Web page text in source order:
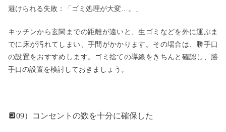
避けられる失敗：「ゴミ処理が大変…。」
キッチンから玄関までの距離が遠いと、生ゴミなどを外に運ぶま
でに床が汚れてしまい、手間がかかります。その場合は、勝手口
の設置をおすすめします。ゴミ捨ての導線をきちんと確認し、勝
手口の設置を検討しておきましょう。
🔲09）コンセントの数を十分に確保した